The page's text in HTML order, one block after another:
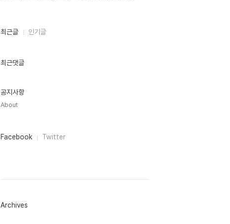
최
인
최근글 인기글
최근댓글
공지사항
About
페
그
Facebook Twitter
Archives